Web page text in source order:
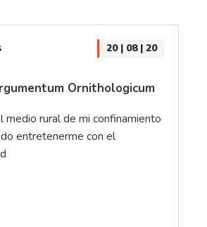
20 | 08 | 20
Ornithologicum
medio rural de mi confinamiento
entretenerme con el